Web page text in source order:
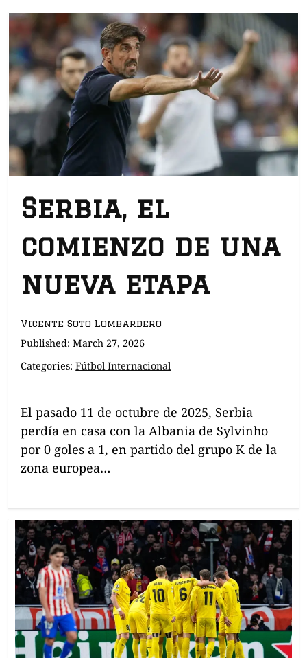
Serbia, el
comienzo de una
nueva etapa
Vicente Soto Lombardero
Published:March 27, 2026
Categories:Fútbol Internacional
El pasado 11 de octubre de 2025, Serbia
perdía en casa con la Albania de Sylvinho
por 0 goles a 1, en partido del grupo K de la
zona europea…